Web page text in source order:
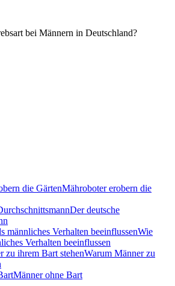
bei Männern in Deutschland?
Mähroboter erobern die
Der deutsche
Wie
Verhalten beeinflussen
Warum Männer zu
Männer ohne Bart